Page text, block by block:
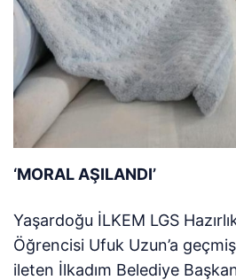
‘MORAL AŞILANDI’
Yaşardoğu İLKEM LGS
Öğrencisi Ufuk Uzun’a
ileten İlkadım Belediye